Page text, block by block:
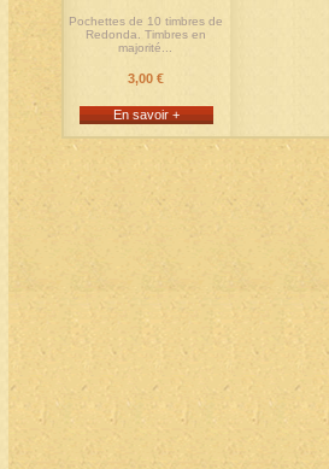
Pochettes de 10 timbres de
Redonda. Timbres en
majorité...
3,00 €
En savoir +